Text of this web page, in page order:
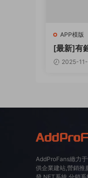
APP模版
[最新]有
系統源碼
2025-11-
AddProFans緻力
供企業建站,營銷推